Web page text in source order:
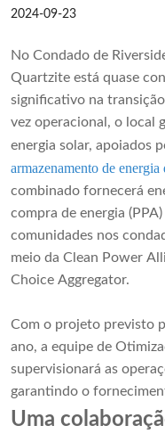
2024-09-23
No Condado de
Quartzite está quase
significativo na
vez operacional, o local
energia solar, apoiados
armazenamento de
combinado fornecerá
compra de energia
comunidades nos
meio da Clean Power
Choice Aggregator.
Com o projeto previsto
ano, a equipe de
supervisionará as
garantindo o
Uma